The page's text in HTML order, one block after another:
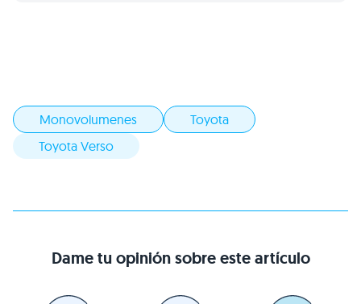
Monovolumenes
Toyota
Toyota Verso
Dame tu opinión sobre este artículo